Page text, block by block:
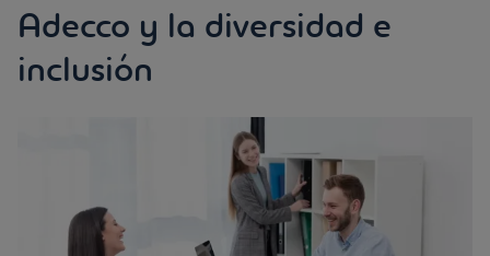
Adecco y la diversidad e
inclusión